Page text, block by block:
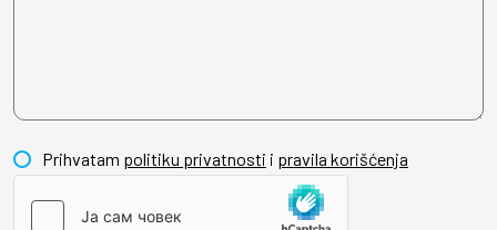
Prihvatam politiku privatnosti i pravila korišćenja